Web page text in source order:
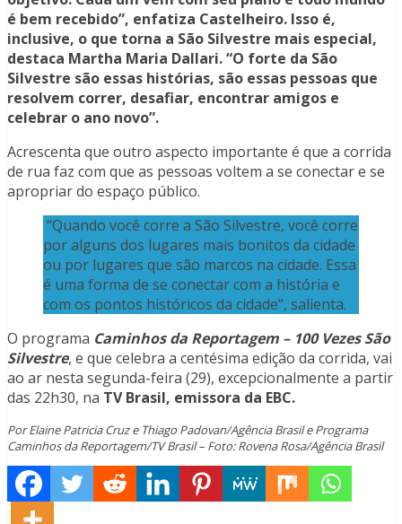
é bem recebido”, enfatiza Castelheiro. Isso é,
inclusive, o que torna a São Silvestre mais especial,
destaca Martha Maria Dallari. “O forte da São
Silvestre são essas histórias, são essas pessoas que
resolvem correr, desafiar, encontrar amigos e
celebrar o ano novo”.
Acrescenta que outro aspecto importante é que a corrida
de rua faz com que as pessoas voltem a se conectar e se
apropriar do espaço público.
“Quando você corre a São Silvestre, você corre
por alguns dos lugares mais bonitos da cidade
ou por lugares que são marcos na cidade. Essa
é uma forma de se conectar com a história e
com os pontos históricos da cidade”, salienta.
O programa Caminhos da Reportagem – 100 Vezes São
Silvestre, e que celebra a centésima edição da corrida, vai
ao ar nesta segunda-feira (29), excepcionalmente a partir
das 22h30, na TV Brasil, emissora da EBC.
Por Elaine Patricia Cruz e Thiago Padovan/Agência Brasil e Programa
Caminhos da Reportagem/TV Brasil – Foto: Rovena Rosa/Agência Brasil